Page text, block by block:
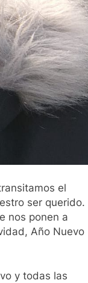
el
ser querido.
nos ponen a
Año Nuevo
y todas las